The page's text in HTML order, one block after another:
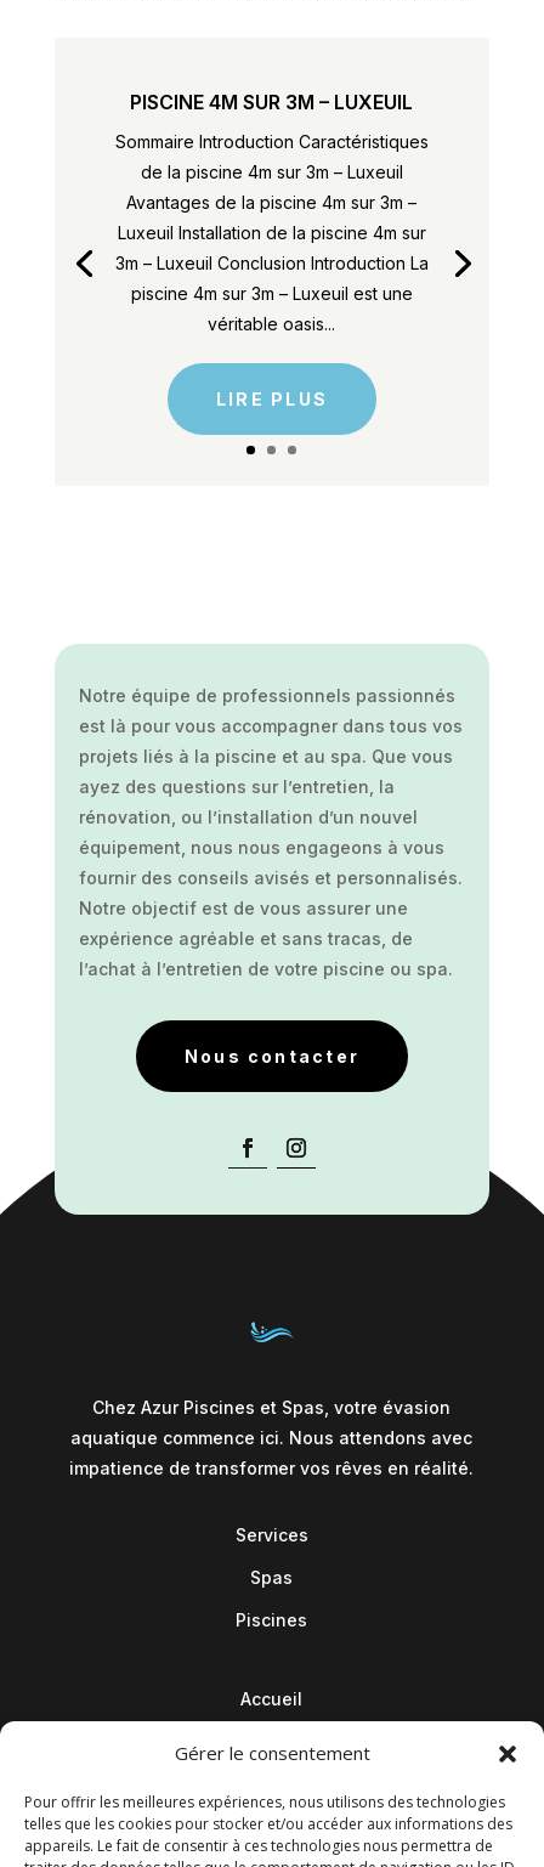
Gérer le consentement
Pour offrir les meilleures expériences, nous utilisons des technologies
telles que les cookies pour stocker et/ou accéder aux informations des
appareils. Le fait de consentir à ces technologies nous permettra de
PISCINE 4M SUR 3M – LUXEUIL
Sommaire Introduction Caractéristiques
de la piscine 4m sur 3m – Luxeuil
Avantages de la piscine 4m sur 3m –
Luxeuil Installation de la piscine 4m sur
3m – Luxeuil Conclusion Introduction La
piscine 4m sur 3m – Luxeuil est une
véritable oasis...
LIRE PLUS
Notre équipe de professionnels passionnés
est là pour vous accompagner dans tous vos
projets liés à la piscine et au spa. Que vous
ayez des questions sur l’entretien, la
rénovation, ou l’installation d’un nouvel
équipement, nous nous engageons à vous
fournir des conseils avisés et personnalisés.
Notre objectif est de vous assurer une
expérience agréable et sans tracas, de
l’achat à l’entretien de votre piscine ou spa.
Nous contacter
Chez Azur Piscines et Spas, votre évasion
aquatique commence ici. Nous attendons avec
impatience de transformer vos rêves en réalité.
Services
Spas
Piscines
Accueil